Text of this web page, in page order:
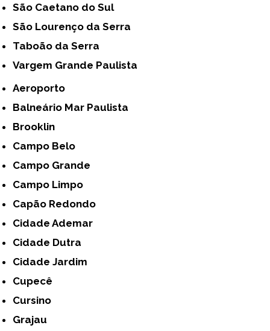
São Caetano do Sul
São Lourenço da Serra
Taboão da Serra
Vargem Grande Paulista
Aeroporto
Balneário Mar Paulista
Brooklin
Campo Belo
Campo Grande
Campo Limpo
Capão Redondo
Cidade Ademar
Cidade Dutra
Cidade Jardim
Cupecê
Cursino
Grajau